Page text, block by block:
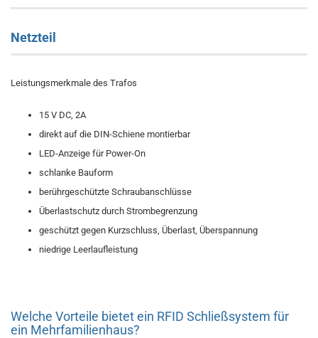
Netzteil
Leistungsmerkmale des Trafos
15 V DC, 2A
direkt auf die DIN-Schiene montierbar
LED-Anzeige für Power-On
schlanke Bauform
berührgeschützte Schraubanschlüsse
Überlastschutz durch Strombegrenzung
geschützt gegen Kurzschluss, Überlast, Überspannung
niedrige Leerlaufleistung
Welche Vorteile bietet ein RFID Schließsystem für
ein Mehrfamilienhaus?